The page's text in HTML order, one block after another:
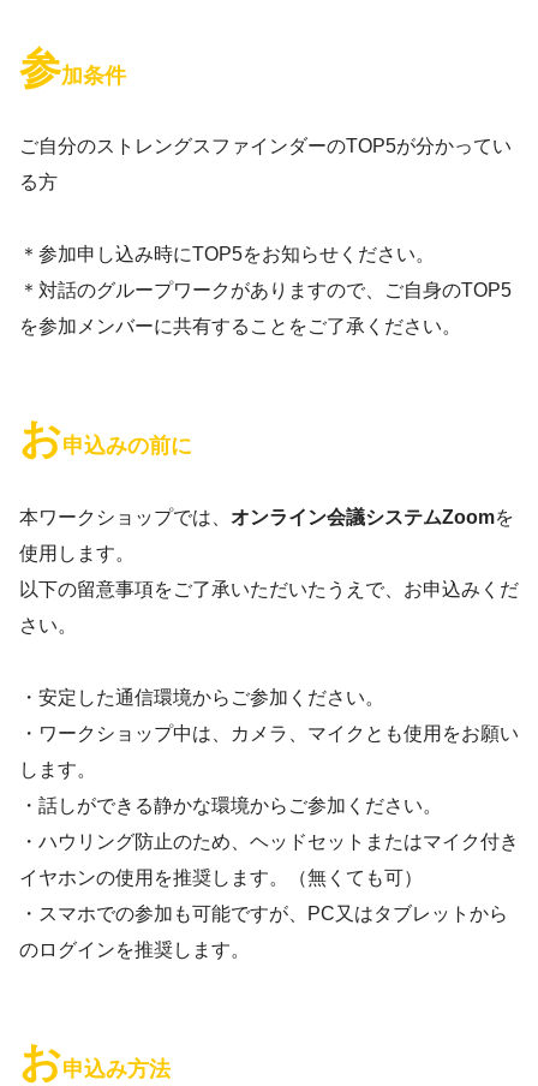
参加条件
ご自分のストレングスファインダーのTOP5が分かってい
る方
＊参加申し込み時にTOP5をお知らせください。
＊対話のグループワークがありますので、ご自身のTOP5
を参加メンバーに共有することをご了承ください。
お申込みの前に
本ワークショップでは、 オンライン会議システムZoomを
使用します。
以下の留意事項をご了承いただいたうえで、お申込みくだ
さい。
・安定した通信環境からご参加ください。
・ワークショップ中は、カメラ、マイクとも使用をお願い
します。
・話しができる静かな環境からご参加ください。
・ハウリング防止のため、ヘッドセットまたはマイク付き
イヤホンの使用を推奨します。（無くても可）
・スマホでの参加も可能ですが、PC又はタブレットから
のログインを推奨します。
お申込み方法